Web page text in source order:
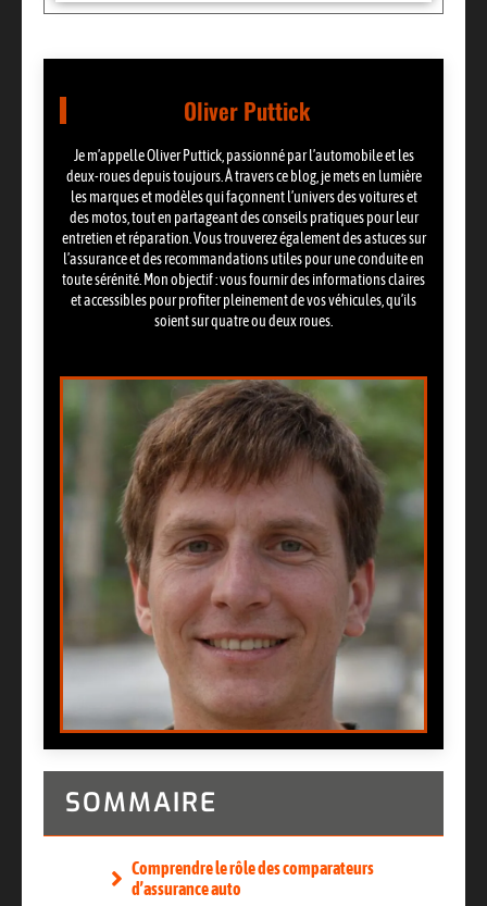
Oliver Puttick
Je m’appelle Oliver Puttick, passionné par l’automobile et les
deux-roues depuis toujours. À travers ce blog, je mets en lumière
les marques et modèles qui façonnent l’univers des voitures et
des motos, tout en partageant des conseils pratiques pour leur
entretien et réparation. Vous trouverez également des astuces sur
l’assurance et des recommandations utiles pour une conduite en
toute sérénité. Mon objectif : vous fournir des informations claires
et accessibles pour profiter pleinement de vos véhicules, qu’ils
soient sur quatre ou deux roues.
SOMMAIRE
Comprendre le rôle des comparateurs
d’assurance auto